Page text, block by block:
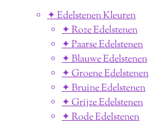
✦ Edelstenen Kleuren
✦ Roze Edelstenen
✦ Paarse Edelstenen
✦ Blauwe Edelstenen
✦ Groene Edelstenen
✦ Bruine Edelstenen
✦ Grijze Edelstenen
✦ Rode Edelstenen